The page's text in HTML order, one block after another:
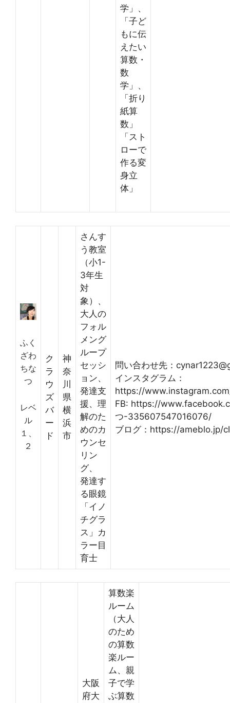
学」、
「子ど
もに伝
えたい
算数・
数
学」、
「折り
紙算
数」
「スト
ローで
作る変
身立
体」
ふく
ざわ
ちな
つ
レベ
ル
１、
２
ク
ラ
ウ
ズ
バ
ー
ド
神
奈
川
県
横
浜
市
さんす
う教室
（小1-
3年生
対
象）、
大人の
フォル
メング
ループ
セッシ
ョン、
発達支
援、理
解のた
めのカ
ウンセ
リン
グ、
発達す
る眼鏡
「イノ
チグラ
ス」カ
ラー目
育士
問い合わせ先：
インスタグラム：
https://
FB: https://
つ-335607547016076/
ブログ：https://ameblo.jp/
大阪
府大
算数楽
ルーム
（大人
のため
の算数
楽ルー
ム、親
子で学
ぶ算数